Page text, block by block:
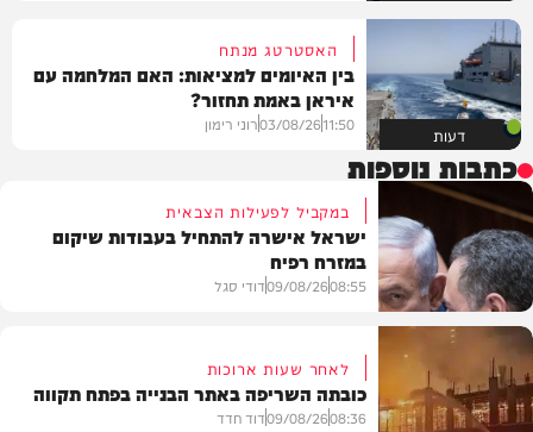
דעות
האסטרטג מנתח
בין האיומים למציאות: האם המלחמה עם
איראן באמת תחזור?
11:50
03/08/26רוני רימון
כתבות נוספות
חדשות
במקביל לפעילות הצבאית
ישראל אישרה להתחיל בעבודות שיקום
במזרח רפיח
08:55
09/08/26דודי סגל
לאחר שעות ארוכות
כובתה השריפה באתר הבנייה בפתח תקווה
08:36
09/08/26דוד חדד